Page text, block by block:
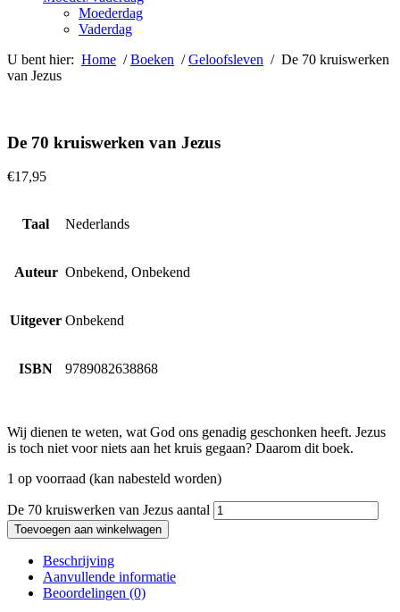
Moederdag
Vaderdag
U bent hier: Home /Boeken /Geloofsleven / De 70 kruiswerken
van Jezus
De 70 kruiswerken van Jezus
€17,95
Taal Nederlands
Auteur Onbekend, Onbekend
Uitgever Onbekend
ISBN 9789082638868
Wij dienen te weten, wat God ons genadig geschonken heeft. Jezus
is toch niet voor niets aan het kruis gegaan? Daarom dit boek.
1 op voorraad (kan nabesteld worden)
De 70 kruiswerken van Jezus aantal
Toevoegen aan winkelwagen
Beschrijving
Aanvullende informatie
Beoordelingen (0)